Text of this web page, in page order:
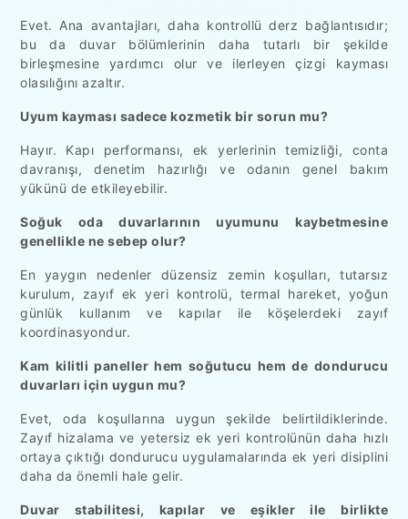
Evet. Ana avantajları, daha kontrollü derz bağlantısıdır;
bu da duvar bölümlerinin daha tutarlı bir şekilde
birleşmesine yardımcı olur ve ilerleyen çizgi kayması
olasılığını azaltır.
Uyum kayması sadece kozmetik bir sorun mu?
Hayır. Kapı performansı, ek yerlerinin temizliği, conta
davranışı, denetim hazırlığı ve odanın genel bakım
yükünü de etkileyebilir.
Soğuk oda duvarlarının uyumunu kaybetmesine
genellikle ne sebep olur?
En yaygın nedenler düzensiz zemin koşulları, tutarsız
kurulum, zayıf ek yeri kontrolü, termal hareket, yoğun
günlük kullanım ve kapılar ile köşelerdeki zayıf
koordinasyondur.
Kam kilitli paneller hem soğutucu hem de dondurucu
duvarları için uygun mu?
Evet, oda koşullarına uygun şekilde belirtildiklerinde.
Zayıf hizalama ve yetersiz ek yeri kontrolünün daha hızlı
ortaya çıktığı dondurucu uygulamalarında ek yeri disiplini
daha da önemli hale gelir.
Duvar stabilitesi, kapılar ve eşikler ile birlikte